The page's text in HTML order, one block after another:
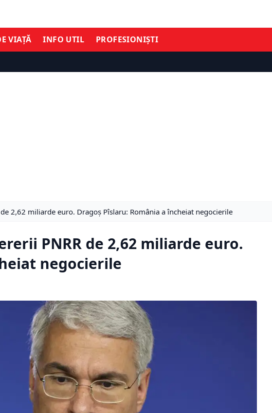
VIAȚĂ INFO UTIL PROFESIONIȘTI
2,62 miliarde euro. Dragoș Pîslaru: România a încheiat negocierile
PNRR de 2,62 miliarde euro.
negocierile